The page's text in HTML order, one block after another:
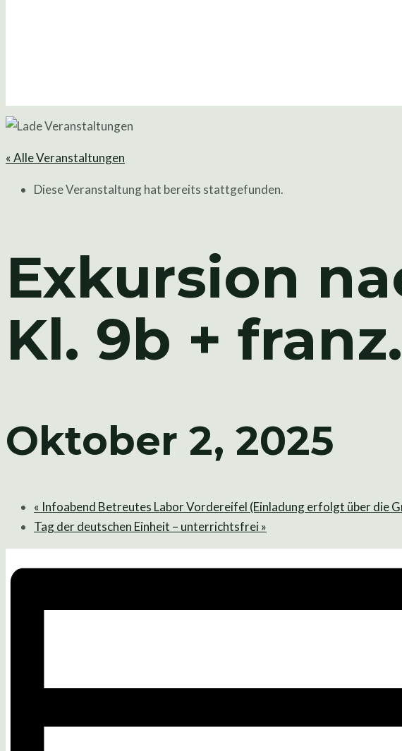
« Alle Veranstaltungen
Diese Veranstaltung hat bereits stattgefunden.
Exkursion
Kl. 9b +
Oktober 2, 2025
« Infoabend Betreutes Labor Vordereifel (Einladung erfolgt über die
Tag der deutschen Einheit – unterrichtsfrei»